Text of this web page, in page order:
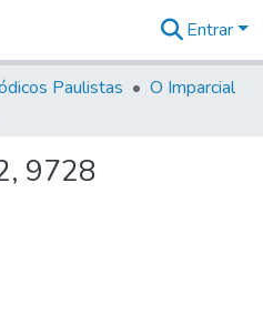
na
Entrar
Paulistas
O Imparcial
9728